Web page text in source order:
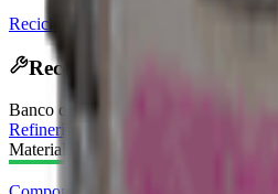
Reciclar: x1
Receta de Fabricación
Banco de Trabajo
Refinería
Materiales Requeridos: